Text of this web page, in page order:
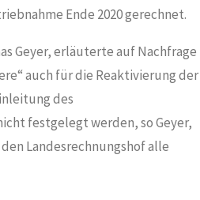
Ende 2020 gerechnet.
Geyer, erläuterte auf Nachfrage
auch für die Reaktivierung der
des
festgelegt werden, so Geyer,
Landesrechnungshof alle